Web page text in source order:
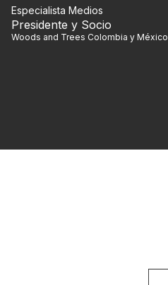
Especialista Medios
Presidente y Socio
Woods and Trees Colombia y México